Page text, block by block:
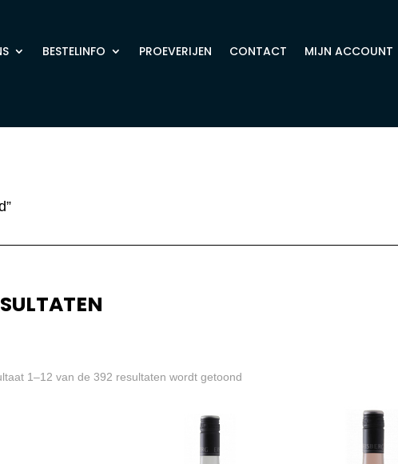
BESTELINFO PROEVERIJEN CONTACT MIJN ACCOUNT
1–12 van de 392 resultaten wordt getoondGesorteerd